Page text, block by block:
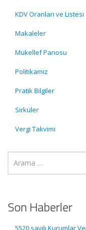
KDV Oranları ve Listesi
Makaleler
Mükellef Panosu
Politikamız
Pratik Bilgiler
Sirküler
Vergi Takvimi
Son Haberler
5520 sayılı Kurumlar